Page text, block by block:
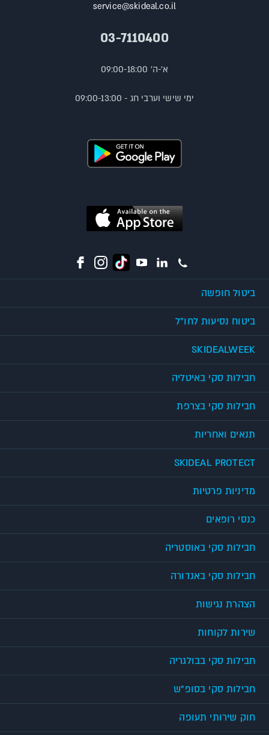
service@skideal.co.il
03-7110400
א'-ה' 09:00-18:00
ימי שישי וערבי חג - 09:00-13:00
ביטול חופשה
ביטוח נסיעות לחו"ל
SKIDEALWEEK
חבילות סקי באיטליה
חבילות סקי בצרפת
תנאים ואחריות
SKIDEAL PROTECT
מדיניות פרטיות
כנסי רופאים
חבילות סקי באוסטריה
חבילות סקי באנדורה
הצהרת נגישות
שירות לקוחות
חבילות סקי בבולגריה
חבילות סקי בסופ"ש
חוק שירותי תעופה